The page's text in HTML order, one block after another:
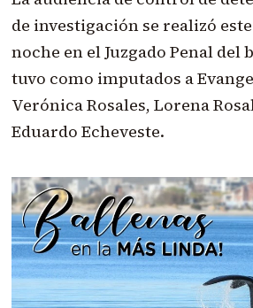
de investigación se realizó
noche en el Juzgado Penal del
tuvo como imputados a
Verónica Rosales, Lorena
Eduardo Echeveste.